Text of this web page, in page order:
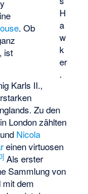
H
a
w
k
er
.
. Ob
ist
Karls II.,
Zu den
London zählten
und Nicola
einen virtuosen
] Als erster
Sammlung von
mit dem